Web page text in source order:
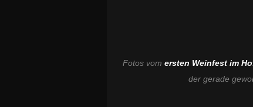
Fotos vom ersten Weinfest im
der gerade